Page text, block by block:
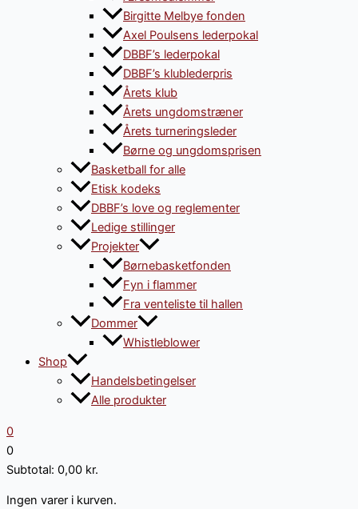
Birgitte Melbye fonden
Axel Poulsens lederpokal
DBBF’s lederpokal
DBBF’s klublederpris
Årets klub
Årets ungdomstræner
Årets turneringsleder
Børne og ungdomsprisen
Basketball for alle
Etisk kodeks
DBBF’s love og reglementer
Ledige stillinger
Projekter
Børnebasketfonden
Fyn i flammer
Fra venteliste til hallen
Dommer
Whistleblower
Shop
Handelsbetingelser
Alle produkter
0
0
Subtotal: 0,00 kr.
Ingen varer i kurven.